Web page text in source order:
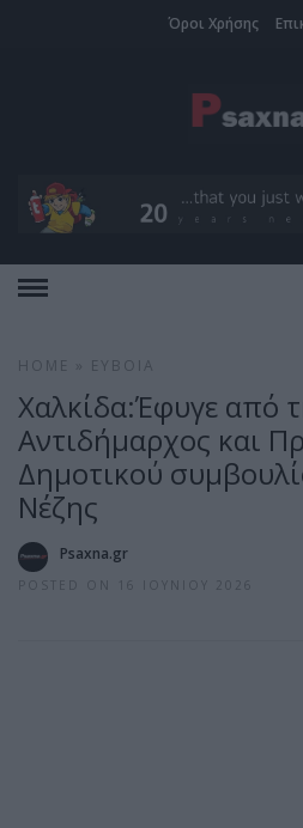
Όροι Χρήσης
HOME ΕΎΒΟΙΑ
Χαλκίδα:Έφυγε από
Αντιδήμαρχος και
Δημοτικού
Νέζης
Psaxna.gr
POSTED ON 16 ΙΟΥΝΊΟΥ 2026